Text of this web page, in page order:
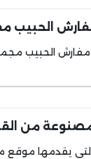
الحبيب
الحبيب
من
يقدمها